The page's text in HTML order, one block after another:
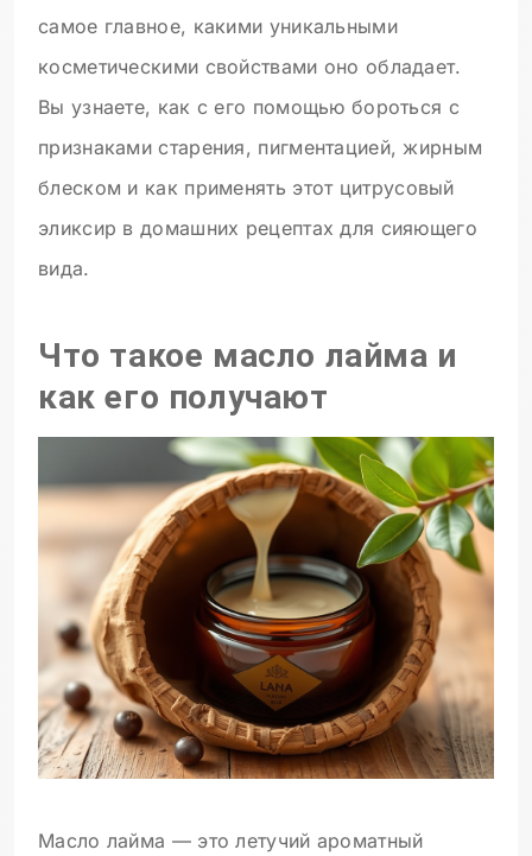
самое главное, какими уникальными
косметическими свойствами оно обладает.
Вы узнаете, как с его помощью бороться с
признаками старения, пигментацией, жирным
блеском и как применять этот цитрусовый
эликсир в домашних рецептах для сияющего
вида.
Что такое масло лайма и
как его получают
Масло лайма — это летучий ароматный